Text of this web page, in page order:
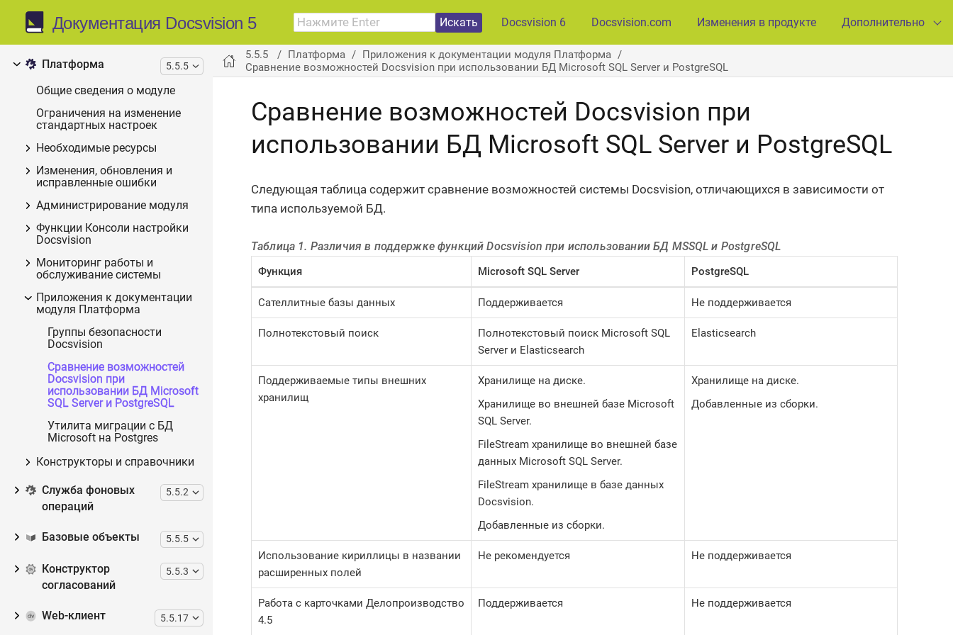
Документация Docsvision 5 Искать Docsvision 6 Docsvision.com Изменения в продукте Дополнительно
Модули системы
Платформа 5.5.5
Общие сведения о модуле
Ограничения на изменение
стандартных настроек
Необходимые ресурсы
Изменения, обновления и
исправленные ошибки
Администрирование модуля
Функции Консоли настройки
Docsvision
Мониторинг работы и
обслуживание системы
Приложения к документации
модуля Платформа
Группы безопасности
Docsvision
Сравнение возможностей
Docsvision при
использовании БД Microsoft
SQL Server и PostgreSQL
Утилита миграции с БД
Microsoft на Postgres
Конструкторы и справочники
Служба фоновых
операций
5.5.2
Базовые объекты 5.5.5
Конструктор
согласований
5.5.3
Web-клиент 5.5.17
5.5.5 Платформа
Приложения к документации модуля Платформа
Сравнение возможностей Docsvision при использовании БД Microsoft SQL Server и PostgreSQL
Сравнение возможностей Docsvision при
использовании БД Microsoft SQL Server и PostgreSQL
Следующая таблица содержит сравнение возможностей системы Docsvision, отличающихся в зависимости от
типа используемой БД.
Таблица 1. Различия в поддержке функций Docsvision при использовании БД MSSQL и PostgreSQL
Функция Microsoft SQL Server PostgreSQL
Сателлитные базы данных Поддерживается Не поддерживается
Полнотекстовый поиск
Полнотекстовый поиск Microsoft SQL
Server и Elasticsearch
Elasticsearch
Поддерживаемые типы внешних
хранилищ
Хранилище на диске.
Хранилище во внешней базе Microsoft
SQL Server.
FileStream хранилище во внешней базе
данных Microsoft SQL Server.
FileStream хранилище в базе данных
Docsvision.
Добавленные из сборки.
Хранилище на диске.
Добавленные из сборки.
Использование кириллицы в названии
расширенных полей
Не рекомендуется Не поддерживается
Работа с карточками Делопроизводство
4.5
Поддерживается Не поддерживается